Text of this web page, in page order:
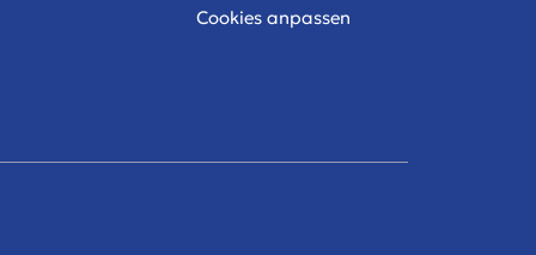
Cookies anpassen